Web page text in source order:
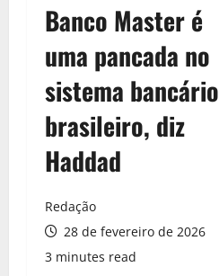
Banco Master é
uma pancada no
sistema bancário
brasileiro, diz
Haddad
Redação
28 de fevereiro de 2026
3 minutes read